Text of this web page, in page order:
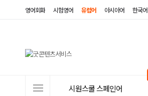
영어회화 시험영어 유럽어 아시아어 한국어
시원스쿨 스페인어